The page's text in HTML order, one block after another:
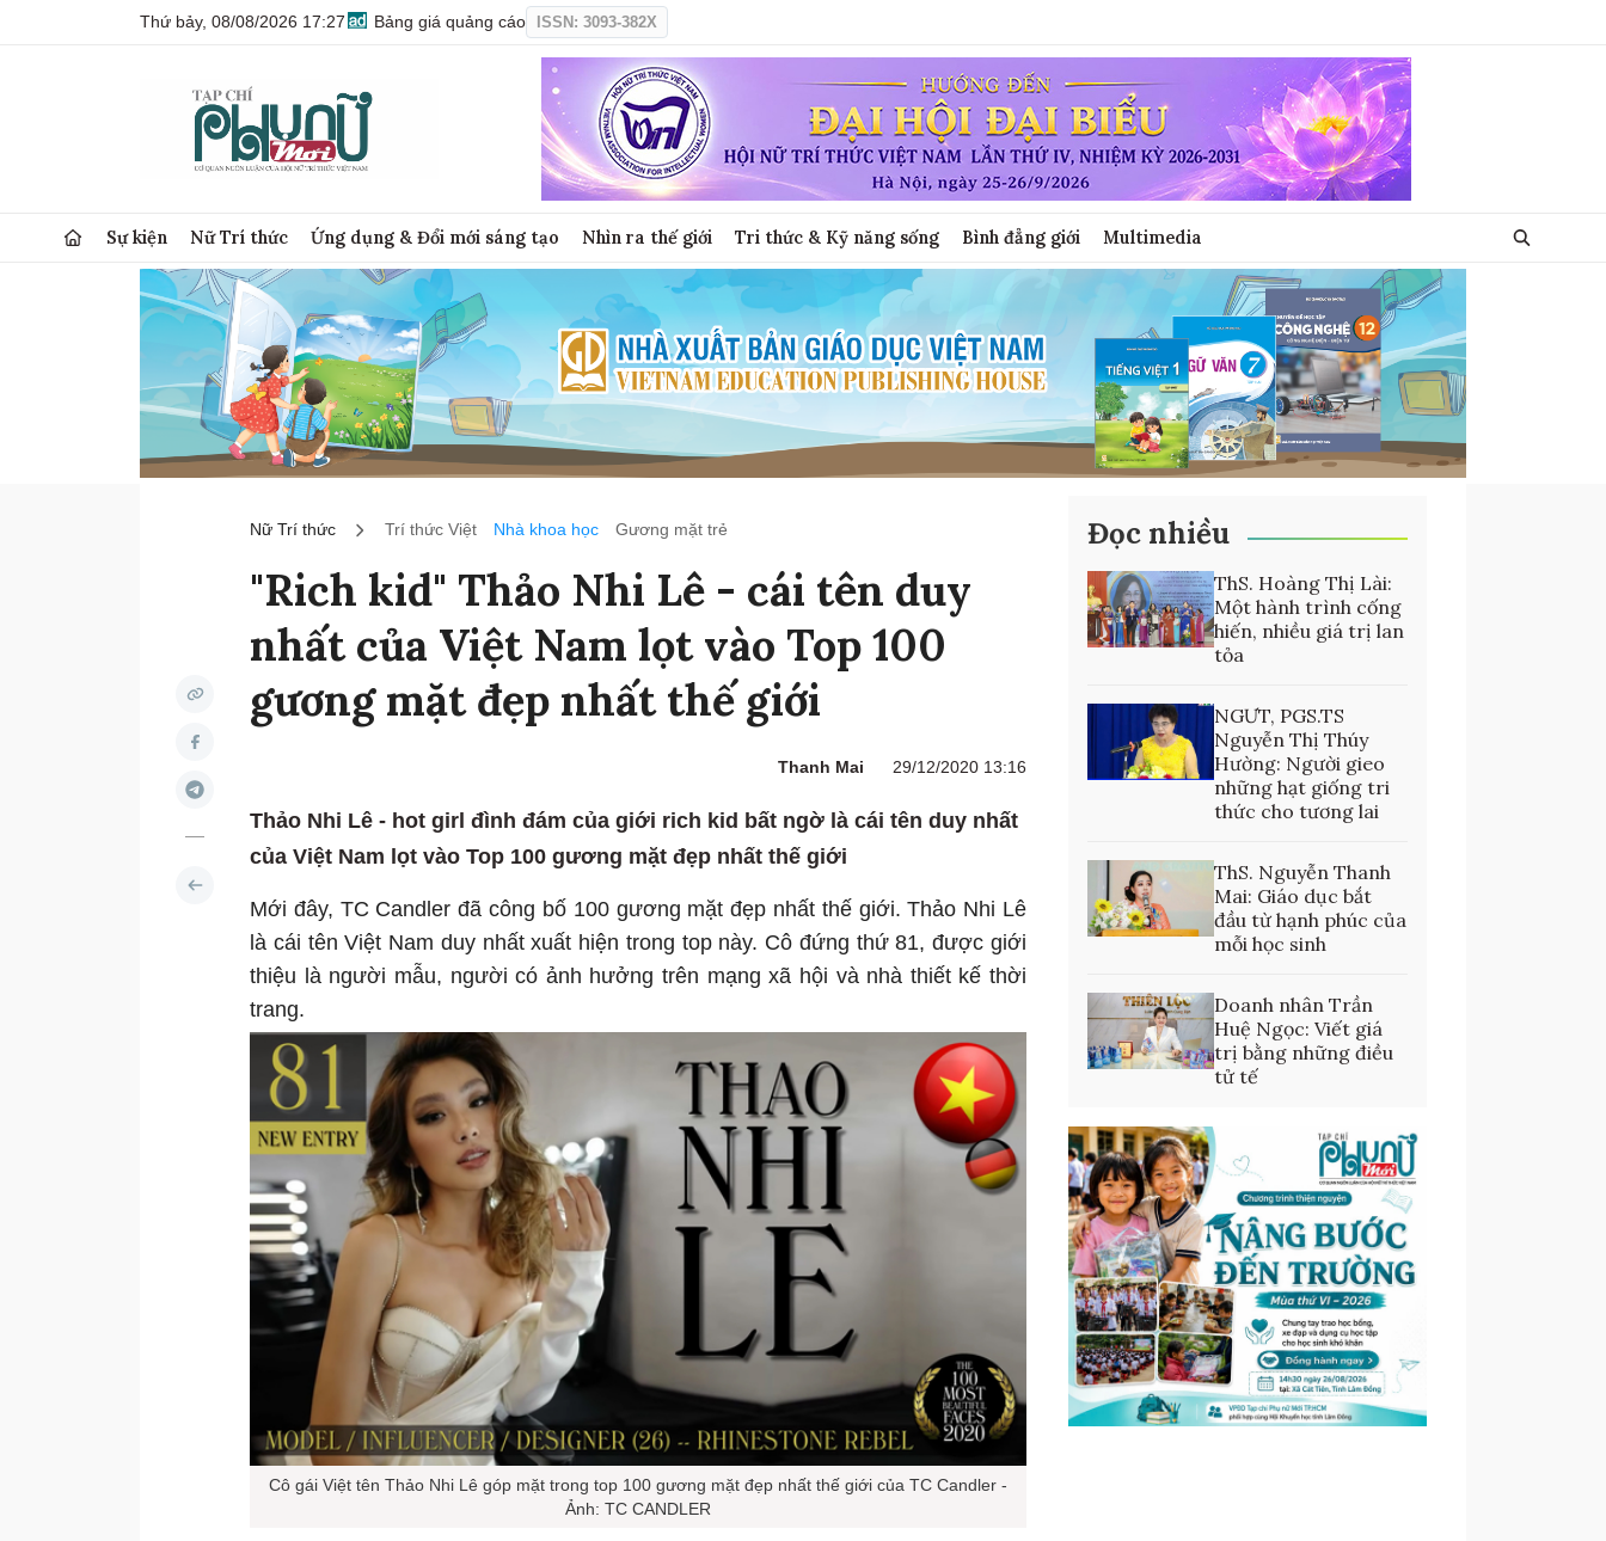
Thứ bảy, 08/08/2026 17:27 Bảng giá quảng cáo ISSN: 3093-382X
Sự kiện Nữ Trí thức Ứng dụng & Đổi mới sáng tạo Nhìn ra thế giới Tri thức & Kỹ năng sống Bình đẳng giới Multimedia
Nữ Trí thức Trí thức Việt Nhà khoa học Gương mặt trẻ
"Rich kid" Thảo Nhi Lê - cái tên duy
nhất của Việt Nam lọt vào Top 100
gương mặt đẹp nhất thế giới
Thanh Mai 29/12/2020 13:16
Thảo Nhi Lê - hot girl đình đám của giới rich kid bất ngờ là cái tên duy nhất
của Việt Nam lọt vào Top 100 gương mặt đẹp nhất thế giới
Mới đây, TC Candler đã công bố 100 gương mặt đẹp nhất thế giới. Thảo Nhi Lê
là cái tên Việt Nam duy nhất xuất hiện trong top này. Cô đứng thứ 81, được giới
thiệu là người mẫu, người có ảnh hưởng trên mạng xã hội và nhà thiết kế thời
trang.
Cô gái Việt tên Thảo Nhi Lê góp mặt trong top 100 gương mặt đẹp nhất thế giới của TC Candler -
Ảnh: TC CANDLER
Đọc nhiều
ThS. Hoàng Thị Lài:
Một hành trình cống
hiến, nhiều giá trị lan
tỏa
NGƯT, PGS.TS
Nguyễn Thị Thúy
Hường: Người gieo
những hạt giống tri
thức cho tương lai
ThS. Nguyễn Thanh
Mai: Giáo dục bắt
đầu từ hạnh phúc của
mỗi học sinh
Doanh nhân Trần
Huệ Ngọc: Viết giá
trị bằng những điều
tử tế